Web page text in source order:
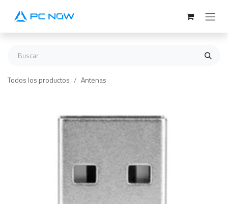
Todos los productos Antenas